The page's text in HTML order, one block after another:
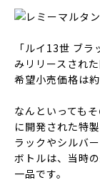
「ルイ13世 ブ
みリリースされ
希望小売価格は約
なんといっても
に開発された特
ラックやシルバ
ボトルは、当時
一品です。